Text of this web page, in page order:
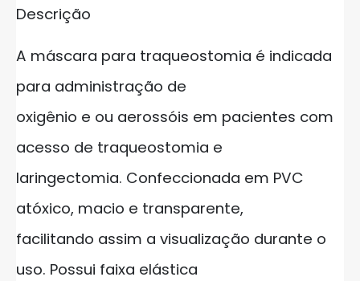
Descrição
A máscara para traqueostomia é indicada
para administração de
oxigênio e ou aerossóis em pacientes com
acesso de traqueostomia e
laringectomia. Confeccionada em PVC
atóxico, macio e transparente,
facilitando assim a visualização durante o
uso. Possui faixa elástica